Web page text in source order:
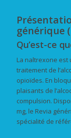
générique
Qu’est-ce
La naltrexone
traitement de
opioïdes. En
plaisants de
compulsion.
mg, le Revia
spécialité de